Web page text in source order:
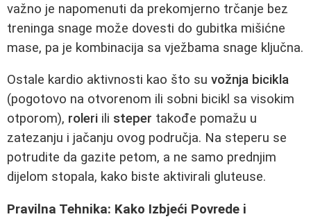
važno je napomenuti da prekomjerno trčanje bez
treninga snage može dovesti do gubitka mišićne
mase, pa je kombinacija sa vježbama snage ključna.
Ostale kardio aktivnosti kao što su vožnja bicikla
(pogotovo na otvorenom ili sobni bicikl sa visokim
otporom), roleri ili steper takođe pomažu u
zatezanju i jačanju ovog područja. Na steperu se
potrudite da gazite petom, a ne samo prednjim
dijelom stopala, kako biste aktivirali gluteuse.
Pravilna Tehnika: Kako Izbjeći Povrede i